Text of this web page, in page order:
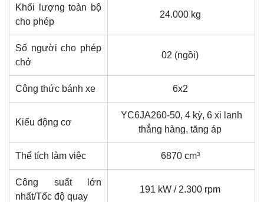
Khối lượng toàn bộ
cho phép
24.000 kg
Số người cho phép
chở
02 (ngồi)
Công thức bánh xe 6x2
Kiểu động cơ
YC6JA260-50, 4 kỳ, 6 xi lanh
thẳng hàng, tăng áp
Thể tích làm việc 6870 cm³
Công suất lớn
nhất/Tốc độ quay
191 kW / 2.300 rpm